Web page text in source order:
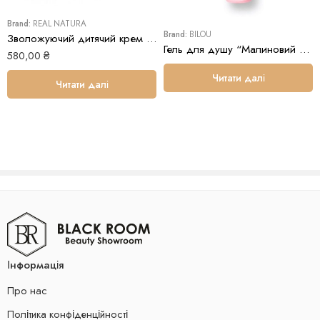
Brand: REAL NATURA
Зволожуючий дитячий крем Real Natura HUMIDIFICADOR PRO-CACHINHOS
580,00 ₴
Читати далі
Brand: BILOU
Гель для душу “Малиновий маршмеллоу” Bilou Chewy Sweets Shower Gel
Читати далі
Інформація
Про нас
Політика конфіденційності